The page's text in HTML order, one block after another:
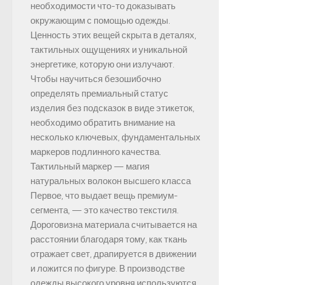
необходимости что-то доказывать
окружающим с помощью одежды.
Ценность этих вещей скрыта в деталях,
тактильных ощущениях и уникальной
энергетике, которую они излучают.
Чтобы научиться безошибочно
определять премиальный статус
изделия без подсказок в виде этикеток,
необходимо обратить внимание на
несколько ключевых, фундаментальных
маркеров подлинного качества.
Тактильный маркер — магия
натуральных волокон высшего класса
Первое, что выдает вещь премиум-
сегмента, — это качество текстиля.
Дороговизна материала считывается на
расстоянии благодаря тому, как ткань
отражает свет, драпируется в движении
и ложится по фигуре. В производстве